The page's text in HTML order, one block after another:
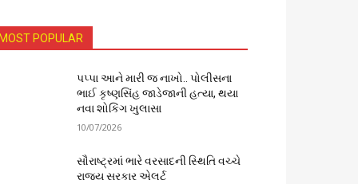
MOST POPULAR
પપ્પા આને મારી જ નાખો.. પોલીસના
ભાઈ કૃષ્ણસિંહ જાડેજાની હત્યા, થયા
નવા શોકિંગ ખુલાસા
10/07/2026
સૌરાષ્ટ્રમાં ભારે વરસાદની સ્થિતિ વચ્ચે
રાજ્ય સરકાર એલર્ટ